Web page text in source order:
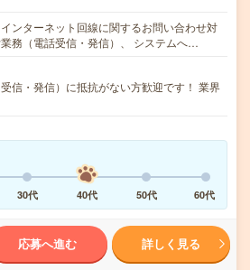
インターネット回線に関するお問い合わせ対
務（電話受信・発信）、 システムへ…
信・発信）に抵抗がない方歓迎です！ 業界
30代 40代 50代 60代
応募へ進む 詳しく見る